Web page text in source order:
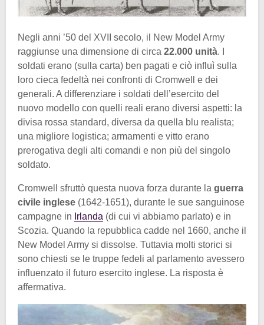
Negli anni ’50 del XVII secolo, il New Model Army
raggiunse una dimensione di circa 22.000 unità. I
soldati erano (sulla carta) ben pagati e ciò influì sulla
loro cieca fedeltà nei confronti di Cromwell e dei
generali. A differenziare i soldati dell’esercito del
nuovo modello con quelli reali erano diversi aspetti: la
divisa rossa standard, diversa da quella blu realista;
una migliore logistica; armamenti e vitto erano
prerogativa degli alti comandi e non più del singolo
soldato.
Cromwell sfruttò questa nuova forza durante la guerra
civile inglese (1642-1651), durante le sue sanguinose
campagne in Irlanda (di cui vi abbiamo parlato) e in
Scozia. Quando la repubblica cadde nel 1660, anche il
New Model Army si dissolse. Tuttavia molti storici si
sono chiesti se le truppe fedeli al parlamento avessero
influenzato il futuro esercito inglese. La risposta è
affermativa.